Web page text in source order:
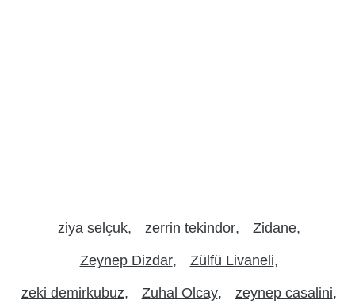
ziya selçuk zerrin tekindor Zidane
Zeynep Dizdar Zülfü Livaneli
zeki demirkubuz Zuhal Olcay zeynep casalini